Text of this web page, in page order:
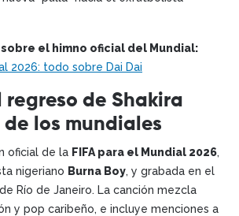
el himno oficial del Mundial:
2026: todo sobre Dai Dai
regreso de Shakira
los mundiales
oficial de la FIFA para el Mundial 2026,
nigeriano Burna Boy, y grabada en el
de Río de Janeiro. La canción mezcla
y pop caribeño, e incluye menciones a